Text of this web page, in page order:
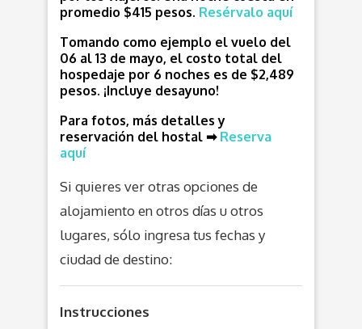
promedio $415 pesos. Resérvalo aquí
Tomando como ejemplo el vuelo del
06 al 13 de mayo, el costo total del
hospedaje por 6 noches es de $2,489
pesos. ¡Incluye desayuno!
Para fotos, más detalles y
reservación del hostal ➡ Reserva
aquí
Si quieres ver otras opciones de
alojamiento en otros días u otros
lugares, sólo ingresa tus fechas y
ciudad de destino:
Instrucciones